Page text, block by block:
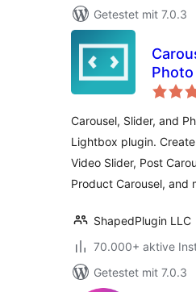
Getestet mit 7.0.3
Carousel, Slider, and
Lightbox plugin.
Video Slider, Post
Product Carousel, and
ShapedPlugin LLC
70.000+ aktive
Getestet mit 7.0.3